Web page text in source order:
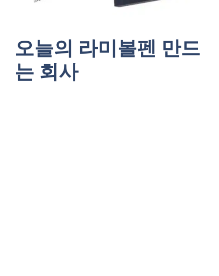
오늘의 라미볼펜 만드
는 회사